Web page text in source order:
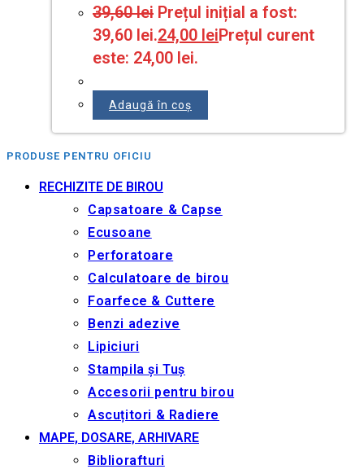
39,60lei Prețul inițial a fost:
39,60 lei.24,00 leiPrețul curent
este: 24,00 lei.
Adaugă în coș
PRODUSE PENTRU OFICIU
RECHIZITE DE BIROU
Capsatoare & Capse
Ecusoane
Perforatoare
Calculatoare de birou
Foarfece & Cuttere
Benzi adezive
Lipiciuri
Stampila și Tuș
Accesorii pentru birou
Ascuțitori & Radiere
MAPE, DOSARE, ARHIVARE
Bibliorafturi